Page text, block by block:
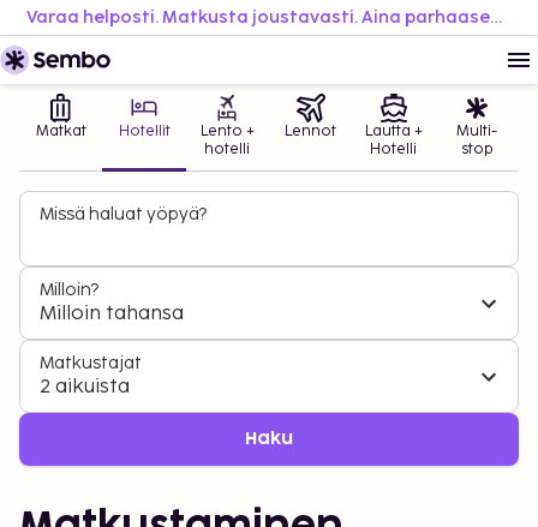
Varaa helposti. Matkusta joustavasti. Aina parhaaseen hintaan.
Matkat Hotellit
Lento +
hotelli
Lennot
Lautta +
Hotelli
Multi-
stop
Missä haluat yöpyä?
Milloin?
Milloin tahansa
Matkustajat
2 aikuista
Haku